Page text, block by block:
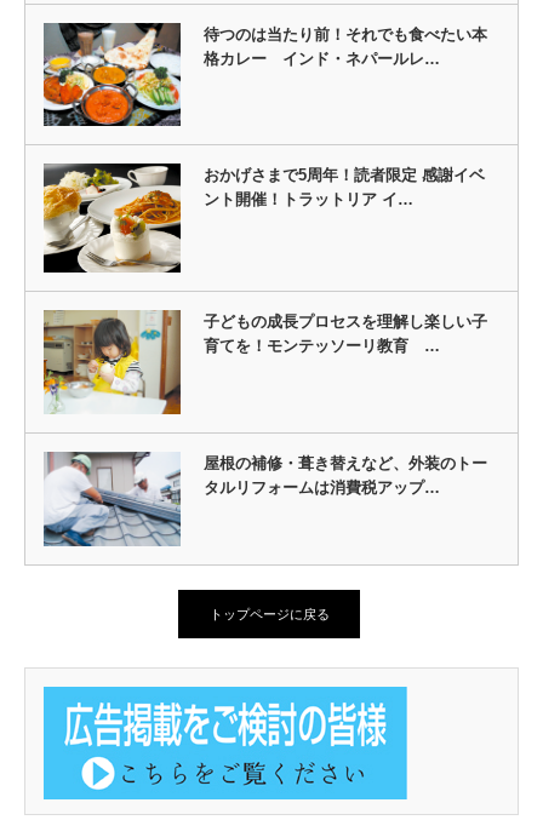
待つのは当たり前！それでも食べたい本
格カレー インド・ネパールレ…
おかげさまで5周年！読者限定 感謝イベ
ント開催！トラットリア イ…
子どもの成長プロセスを理解し楽しい子
育てを！モンテッソーリ教育 …
屋根の補修・葺き替えなど、外装のトー
タルリフォームは消費税アップ…
トップページに戻る